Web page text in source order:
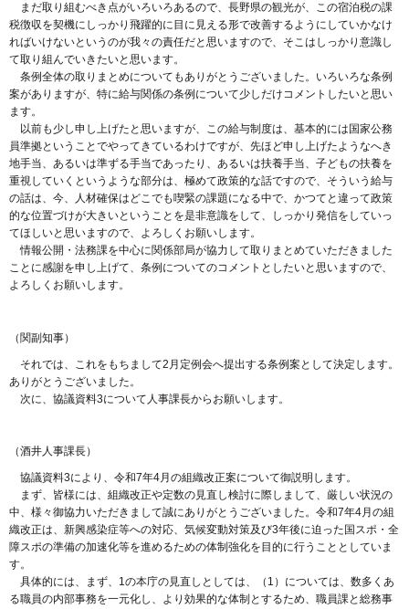
まだ取り組むべき点がいろいろあるので、長野県の観光が、この宿泊税の課
税徴収を契機にしっかり飛躍的に目に見える形で改善するようにしていかなけ
ればいけないというのが我々の責任だと思いますので、そこはしっかり意識し
て取り組んでいきたいと思います。
条例全体の取りまとめについてもありがとうございました。いろいろな条例
案がありますが、特に給与関係の条例について少しだけコメントしたいと思い
ます。
以前も少し申し上げたと思いますが、この給与制度は、基本的には国家公務
員準拠ということでやってきているわけですが、先ほど申し上げたようなへき
地手当、あるいは準ずる手当であったり、あるいは扶養手当、子どもの扶養を
重視していくというような部分は、極めて政策的な話ですので、そういう給与
の話は、今、人材確保はどこでも喫緊の課題になる中で、かつてと違って政策
的な位置づけが大きいということを是非意識をして、しっかり発信をしていっ
てほしいと思いますので、よろしくお願いします。
情報公開・法務課を中心に関係部局が協力して取りまとめていただきました
ことに感謝を申し上げて、条例についてのコメントとしたいと思いますので、
よろしくお願いします。
（関副知事）
それでは、これをもちまして2月定例会へ提出する条例案として決定します。
ありがとうございました。
次に、協議資料3について人事課長からお願いします。
（酒井人事課長）
協議資料3により、令和7年4月の組織改正案について御説明します。
まず、皆様には、組織改正や定数の見直し検討に際しまして、厳しい状況の
中、様々御協力いただきまして誠にありがとうございました。令和7年4月の組
織改正は、新興感染症等への対応、気候変動対策及び3年後に迫った国スポ・全
障スポの準備の加速化等を進めるための体制強化を目的に行うこととしていま
す。
具体的には、まず、1の本庁の見直しとしては、（1）については、数多くあ
る職員の内部事務を一元化し、より効果的な体制とするため、職員課と総務事